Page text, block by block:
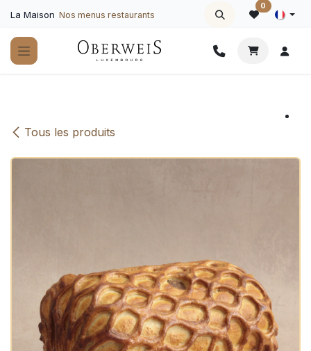
La Maison Nos menus restaurants
0
Tous les produits